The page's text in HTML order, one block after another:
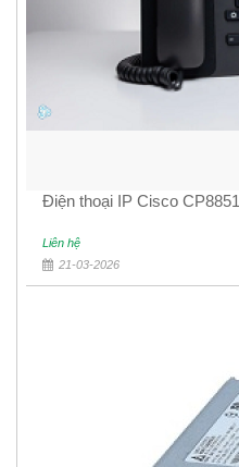
Điện thoại IP Cisco CP8851
Liên hệ
21-03-2026